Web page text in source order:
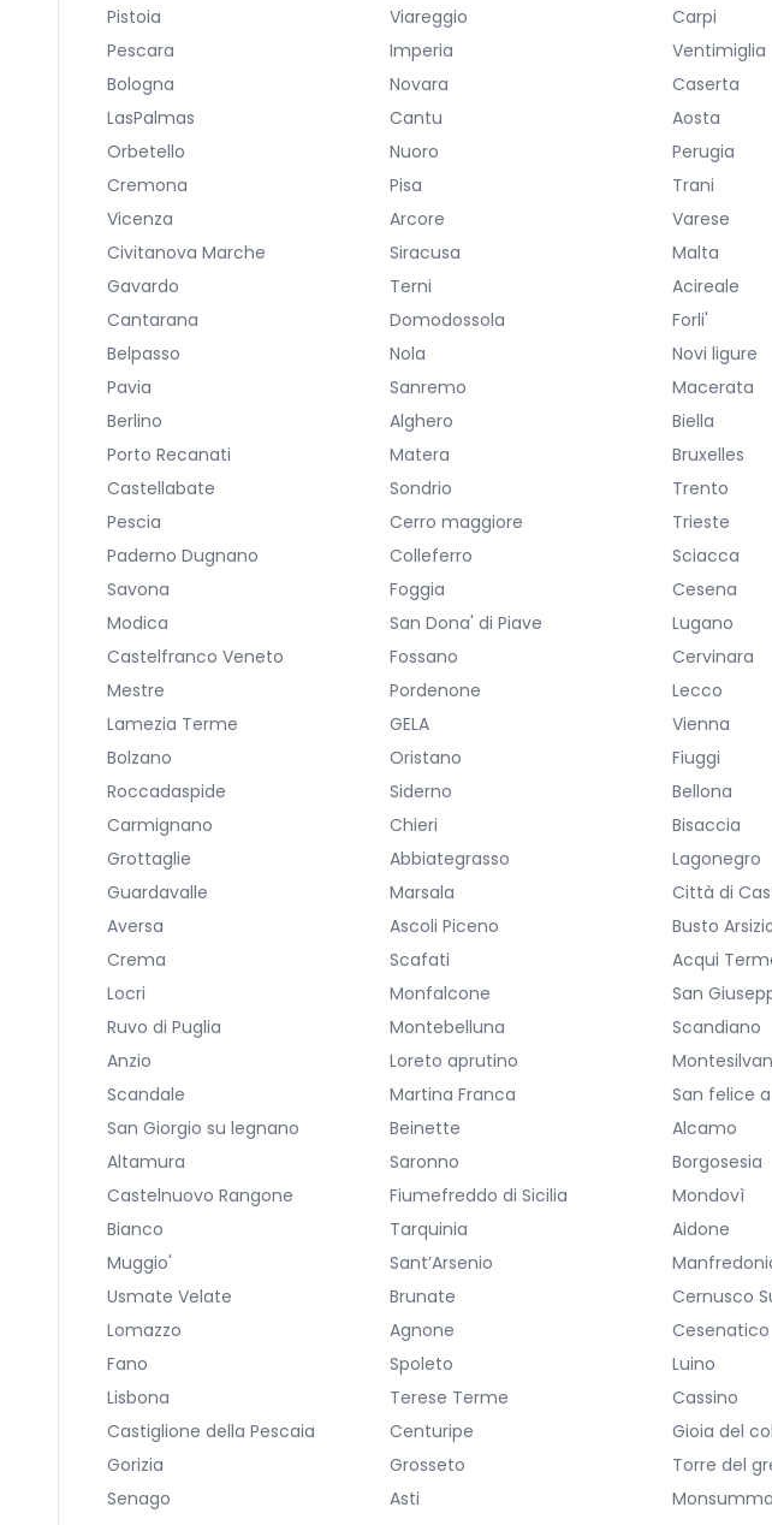
Pistoia
Viareggio Carpi
Pescara
Imperia Ventimiglia
Bologna
Novara Caserta
LasPalmas
Cantu Aosta
Orbetello
Nuoro Perugia
Cremona
Pisa Trani
Vicenza
Arcore Varese
Civitanova Marche
Siracusa Malta
Gavardo
Terni Acireale
Cantarana
Domodossola Forli'
Belpasso
Nola Novi ligure
Pavia
Sanremo Macerata
Berlino
Alghero Biella
Porto Recanati
Matera Bruxelles
Castellabate
Sondrio Trento
Pescia
Cerro maggiore Trieste
Paderno Dugnano
Colleferro Sciacca
Savona
Foggia Cesena
Modica
San Dona' di Piave Lugano
Castelfranco Veneto
Fossano Cervinara
Mestre
Pordenone Lecco
Lamezia Terme
GELA Vienna
Bolzano
Oristano Fiuggi
Roccadaspide
Siderno Bellona
Carmignano
Chieri Bisaccia
Grottaglie
Abbiategrasso Lagonegro
Guardavalle
Marsala Città di
Aversa
Ascoli Piceno Busto
Crema
Scafati Acqui
Locri
Monfalcone San
Ruvo di Puglia
Montebelluna Scandiano
Anzio
Loreto aprutino
Scandale
Martina Franca San felice
San Giorgio su legnano
Beinette Alcamo
Altamura
Saronno Borgosesia
Castelnuovo Rangone
Fiumefreddo di Sicilia Mondovì
Bianco
Tarquinia Aidone
Muggio'
Sant’Arsenio
Usmate Velate
Brunate Cernusco
Lomazzo
Agnone Cesenatico
Fano
Spoleto Luino
Lisbona
Terese Terme Cassino
Castiglione della Pescaia
Centuripe Gioia del
Gorizia
Grosseto Torre del
Senago
Asti